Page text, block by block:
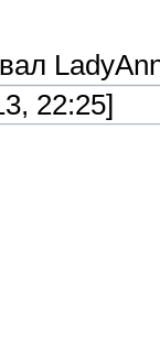
22:25]